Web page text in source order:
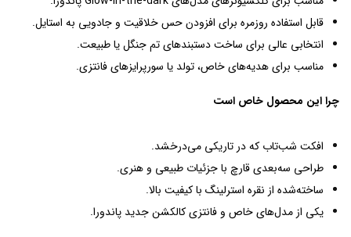
قابل استفاده روزمره برای افزودن حس خلاقیت و جادویی به استایل.
انتخابی عالی برای ساخت دستبندهای تم جنگل یا طبیعت.
مناسب برای هدیه‌های خاص، تولد یا سورپرایزهای فانتزی.
چرا این محصول خاص است
افکت شب‌تاب که در تاریکی می‌درخشد.
طراحی سه‌بعدی قارچ با جزئیات طبیعی و هنری.
ساخته‌شده از نقره استرلینگ با کیفیت بالا.
یکی از مدل‌های خاص و فانتزی کالکشن جدید پاندورا.